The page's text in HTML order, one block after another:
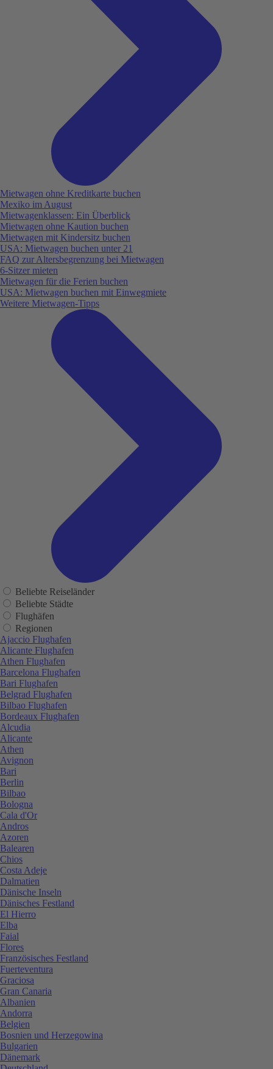
Mietwagen ohne Kreditkarte buchen
Mexiko im August
Mietwagenklassen: Ein Überblick
Mietwagen ohne Kaution buchen
Mietwagen mit Kindersitz buchen
USA: Mietwagen buchen unter 21
FAQ zur Altersbegrenzung bei Mietwagen
6-Sitzer mieten
Mietwagen für die Ferien buchen
USA: Mietwagen buchen mit Einwegmiete
Weitere Mietwagen-Tipps
Beliebte Reiseländer
Beliebte Städte
Flughäfen
Regionen
Ajaccio Flughafen
Alicante Flughafen
Athen Flughafen
Barcelona Flughafen
Bari Flughafen
Belgrad Flughafen
Bilbao Flughafen
Bordeaux Flughafen
Alcudia
Alicante
Athen
Avignon
Bari
Berlin
Bilbao
Bologna
Cala d'Or
Andros
Azoren
Balearen
Chios
Costa Adeje
Dalmatien
Dänische Inseln
Dänisches Festland
El Hierro
Elba
Faial
Flores
Französisches Festland
Fuerteventura
Graciosa
Gran Canaria
Albanien
Andorra
Belgien
Bosnien und Herzegowina
Bulgarien
Dänemark